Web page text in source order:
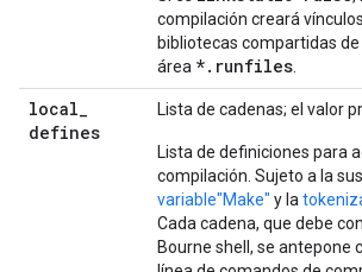
compilación creará
bibliotecas compartidas de
área *.runfiles
local_
defines
Lista de cadenas; el valor
Lista de definiciones para
compilación. Sujeto a la
variable"Make" y la
Cada cadena, que debe
Bourne shell, se antepone